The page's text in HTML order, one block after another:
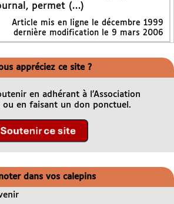
permet (…)
Article mis en ligne le décembre 1999
dernière modification le 9 mars 2006
appréciez ce site ?
en adhérant à l’Association
ou en faisant un don ponctuel.
dans vos calepins